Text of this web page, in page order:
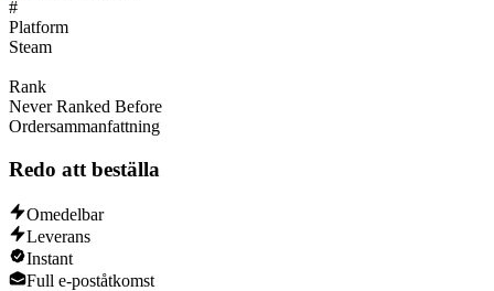
#
Platform
Steam
Rank
Never Ranked Before
Ordersammanfattning
Redo att beställa
Omedelbar
Leverans
Instant
Full e-poståtkomst